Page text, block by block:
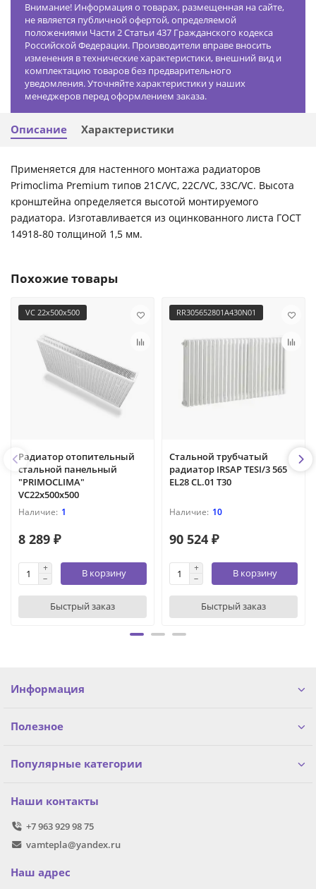
Внимание! Информация о товарах, размещенная на сайте,
не является публичной офертой, определяемой
положениями Части 2 Статьи 437 Гражданского кодекса
Российской Федерации. Производители вправе вносить
изменения в технические характеристики, внешний вид и
комплектацию товаров без предварительного
уведомления. Уточняйте характеристики у наших
менеджеров перед оформлением заказа.
Описание Характеристики
Применяется для настенного монтажа радиаторов
Primoclima Premium типов 21C/VC, 22C/VC, 33C/VC. Высота
кронштейна определяется высотой монтируемого
радиатора. Изготавливается из оцинкованного листа ГОСТ
14918-80 толщиной 1,5 мм.
Похожие товары
VC 22х500х500
Радиатор отопительный
стальной панельный
"PRIMOCLIMA"
VC22х500х500
1
8 289 ₽
В корзину
Быстрый заказ
RR305652801A430N01
Стальной трубчатый
радиатор IRSAP TESI/3 565
EL28 CL.01 T30
10
90 524 ₽
В корзину
Быстрый заказ
Информация
Полезное
Популярные категории
Наши контакты
+7 963 929 98 75
vamtepla@yandex.ru
Наш адрес